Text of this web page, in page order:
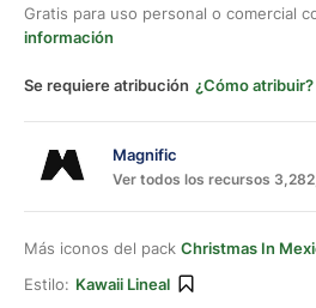
Gratis para uso personal o comercial
información
Se requiere atribución ¿Cómo atribuir?
Magnific
Ver todos los recursos
Más iconos del pack Christmas In
Estilo: Kawaii Lineal